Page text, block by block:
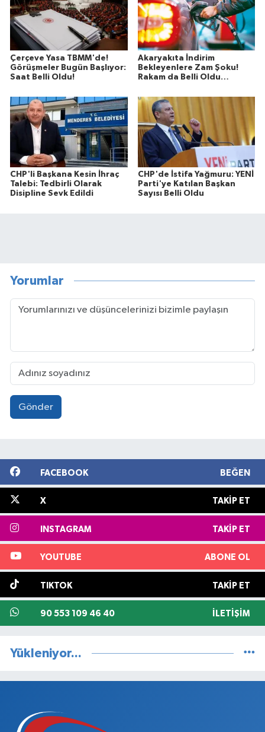
Çerçeve Yasa TBMM'de!
Görüşmeler Bugün Başlıyor:
Saat Belli Oldu!
Akaryakıta İndirim
Bekleyenlere Zam Şoku!
Rakam da Belli Oldu…
CHP'li Başkana Kesin İhraç
Talebi: Tedbirli Olarak
Disipline Sevk Edildi
CHP'de İstifa Yağmuru: YENİ
Parti'ye Katılan Başkan
Sayısı Belli Oldu
Yorumlar
Gönder
FACEBOOK BEĞEN
X TAKIP ET
INSTAGRAM TAKIP ET
YOUTUBE ABONE OL
TIKTOK TAKIP ET
90 553 109 46 40 İLETIŞIM
Yükleniyor...